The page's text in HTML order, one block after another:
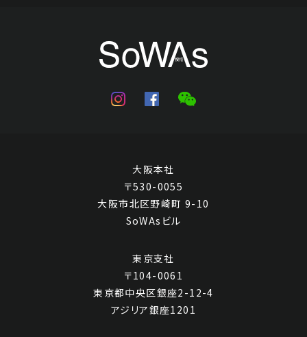
大阪本社
〒530-0055
大阪市北区野崎町 9-10
SoWAsビル
東京支社
〒104-0061
東京都中央区銀座2-12-4
アジリア銀座1201